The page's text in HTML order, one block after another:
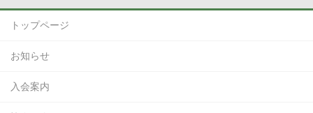
トップページ
お知らせ
入会案内